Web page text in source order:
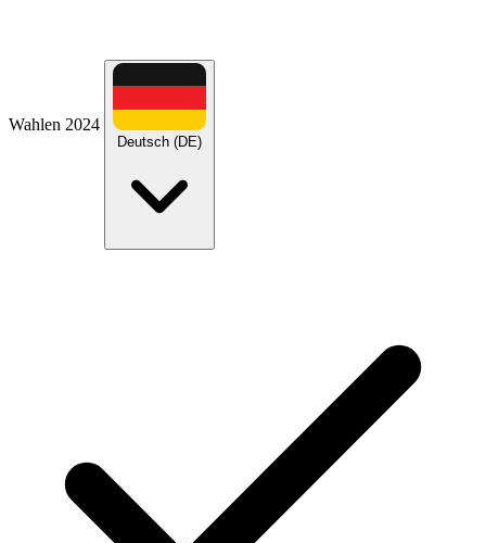
Wahlen 2024
Deutsch (DE)